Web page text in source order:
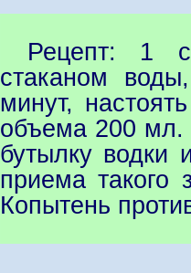
Рецепт: 1
стаканом
минут,
объема 200 мл.
бутылку водки
приема такого
Копытень